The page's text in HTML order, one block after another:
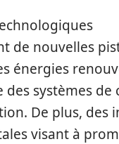
de nouvelles
énergies
des systèmes de
De plus, des
visant à